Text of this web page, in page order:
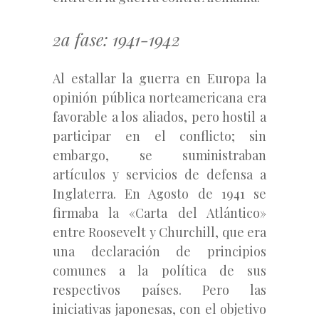
2a fase: 1941-1942
Al estallar la guerra en Europa la
opinión pública norteamericana era
favorable a los aliados, pero hostil a
participar en el conflicto; sin
embargo, se suministraban
artículos y servicios de defensa a
Inglaterra. En Agosto de 1941 se
firmaba la «Carta del Atlántico»
entre Roosevelt y Churchill, que era
una declaración de principios
comunes a la política de sus
respectivos países. Pero las
iniciativas japonesas, con el objetivo